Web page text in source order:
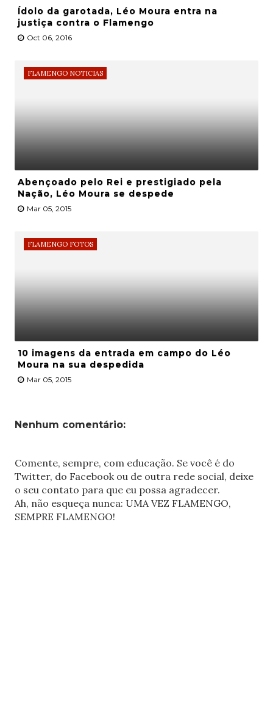
Ídolo da garotada, Léo Moura entra na
justiça contra o Flamengo
Oct 06, 2016
FLAMENGO NOTICIAS
Abençoado pelo Rei e prestigiado pela
Nação, Léo Moura se despede
Mar 05, 2015
FLAMENGO FOTOS
10 imagens da entrada em campo do Léo
Moura na sua despedida
Mar 05, 2015
Nenhum comentário:
Comente, sempre, com educação. Se você é do
Twitter, do Facebook ou de outra rede social, deixe
o seu contato para que eu possa agradecer.
Ah, não esqueça nunca: UMA VEZ FLAMENGO,
SEMPRE FLAMENGO!